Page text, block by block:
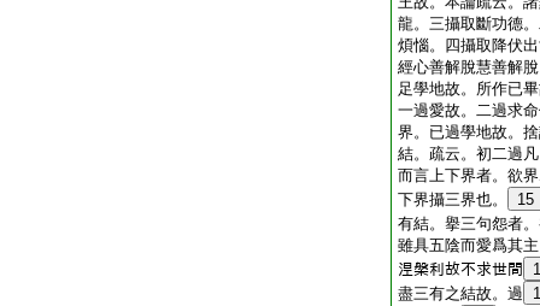
龍。三攝取斷功德
煩惱。四攝取降伏
經心善解脫慧善解
足學地故。所作已
一過愛故。二過求
界。已過學地故。
結。疏云。初二過
而言上下界者。欲
下界攝三界也。
15
有結。擧三句怨者
雖具五陰而愛爲其
𣵀槃利故不求世間
盡三有之結故。過